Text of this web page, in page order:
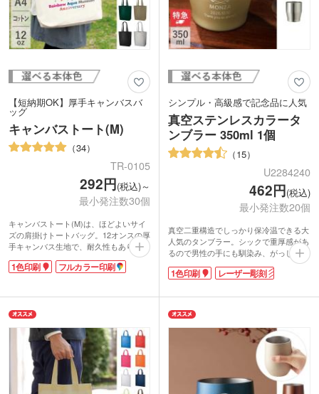
【短納期OK】厚手キャンバスバ
ッグ
キャンバストート(M)
34
TR-0105
292円(税込)～
最小発注数30個
キャンバストート(M)は、ほどよいサイ
ズの肩掛けトートバッグ。12オンスの厚
手キャンバス生地で、耐久性もあり中身
が透けて見えることがありません。豊富
なカラーバリエーションで、企業カラー
ロゴやイラストが映えるのでオリジナル
バッグの制作におすすめ。印刷面が広い
のでPR効果も抜群！セミナーや会社説
明会にも選ばれます。世界にひとつのオ
リジナルバッグを小ロットで制作できま
1色印刷 フルカラー印刷
シンプル・高級感で記念品に人気
真空ステンレスカラータ
ンブラー 350ml 1個
15
U2284240
462円(税込)
最小発注数20個
真空二重構造でしっかり保冷温できる大
人気のタンブラー。シックで重厚感があ
るので男性の手にも馴染み、がっしりホ
ールドできる持ちやすい大きさです。幅
の広い口径で飲みやすく、大きな氷もす
感で幅広い層で使いやすいカラー4色展
開。
社名やロゴを入れて特別な記念品の作成
におすすめです。
1色印刷 レーザー彫刻